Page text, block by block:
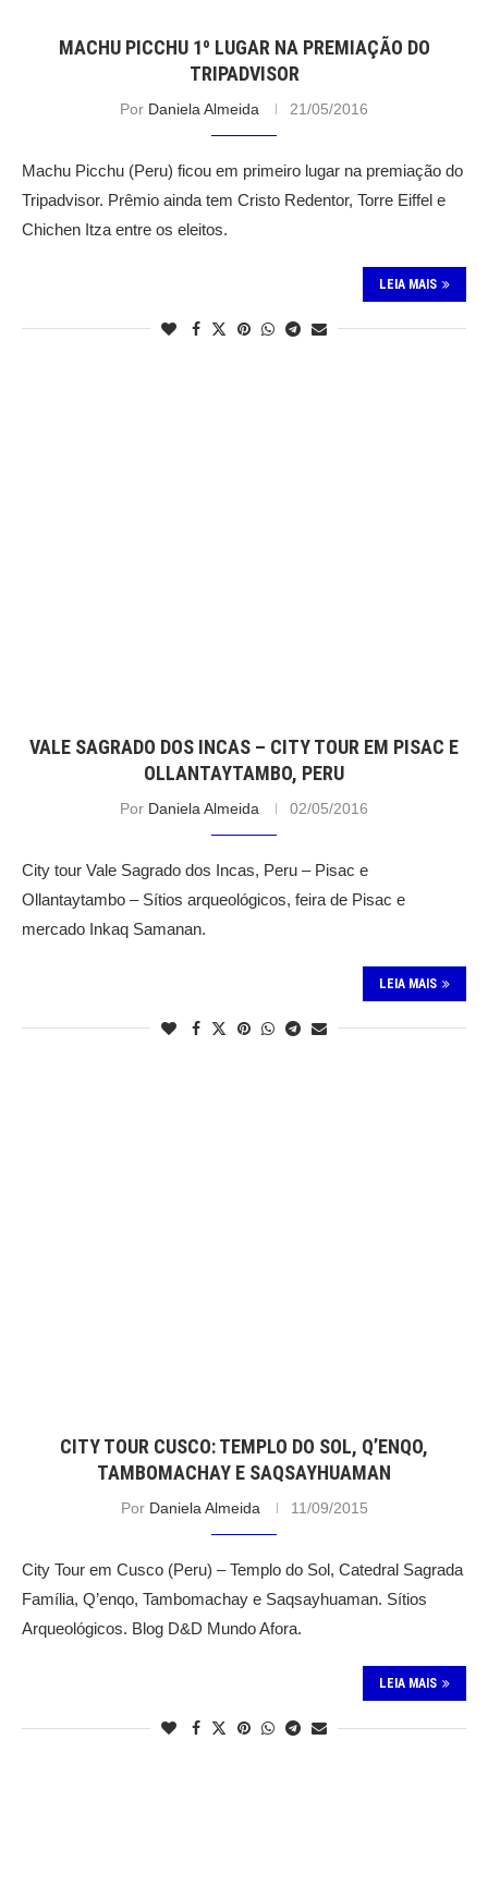
MACHU PICCHU 1º LUGAR NA PREMIAÇÃO DO
TRIPADVISOR
Por Daniela Almeida 21/05/2016
Machu Picchu (Peru) ficou em primeiro lugar na premiação do
Tripadvisor. Prêmio ainda tem Cristo Redentor, Torre Eiffel e
Chichen Itza entre os eleitos.
LEIA MAIS
VALE SAGRADO DOS INCAS – CITY TOUR EM PISAC E
OLLANTAYTAMBO, PERU
Por Daniela Almeida 02/05/2016
City tour Vale Sagrado dos Incas, Peru – Pisac e
Ollantaytambo – Sítios arqueológicos, feira de Pisac e
mercado Inkaq Samanan.
LEIA MAIS
CITY TOUR CUSCO: TEMPLO DO SOL, Q’ENQO,
TAMBOMACHAY E SAQSAYHUAMAN
Por Daniela Almeida 11/09/2015
City Tour em Cusco (Peru) – Templo do Sol, Catedral Sagrada
Família, Q’enqo, Tambomachay e Saqsayhuaman. Sítios
Arqueológicos. Blog D&D Mundo Afora.
LEIA MAIS